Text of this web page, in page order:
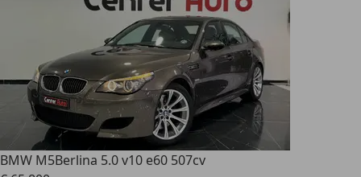
BMW M5Berlina 5.0 v10 e60 507cv